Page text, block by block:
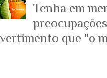
Tenha em
que "o